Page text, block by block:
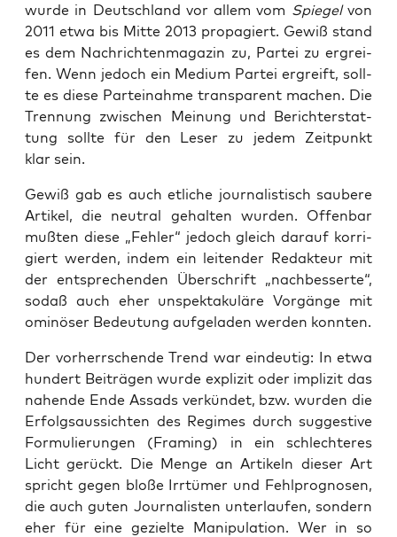
wur­de in Deutsch­land vor allem vom Spie­gelvon
2011 etwa bis Mit­te 2013 pro­pa­giert. Gewiß stand
es dem Nach­rich­ten­ma­ga­zin zu, Par­tei zu ergrei­
fen. Wenn jedoch ein Medi­um Par­tei ergreift, soll­
te es die­se Par­tei­nah­me trans­pa­rent machen. Die
Tren­nung zwi­schen Mei­nung und Bericht­erstat­
tung soll­te für den Leser zu jedem Zeit­punkt
klar sein.
Gewiß gab es auch etli­che jour­na­lis­tisch sau­be­re
Arti­kel, die neu­tral gehal­ten wur­den. Offen­bar
muß­ten die­se „Feh­ler“ jedoch gleich dar­auf kor­ri­
giert wer­den, indem ein lei­ten­der Redak­teur mit
der ent­spre­chen­den Über­schrift „nach­bes­ser­te“,
sodaß auch eher unspek­ta­ku­lä­re Vor­gän­ge mit
omi­nö­ser Bedeu­tung auf­ge­la­den wer­den konnten.
Der vor­herr­schen­de Trend war ein­deu­tig: In etwa
hun­dert Bei­trä­gen wur­de expli­zit oder impli­zit das
nahen­de Ende Assads ver­kün­det, bzw. wur­den die
Erfolgs­aus­sich­ten des Regimes durch sug­ges­ti­ve
For­mu­lie­run­gen (Framing) in ein schlech­te­res
Licht gerückt. Die Men­ge an Arti­keln die­ser Art
spricht gegen blo­ße Irr­tü­mer und Fehl­pro­gno­sen,
die auch guten Jour­na­lis­ten unter­lau­fen, son­dern
eher für eine geziel­te Mani­pu­la­ti­on. Wer in so